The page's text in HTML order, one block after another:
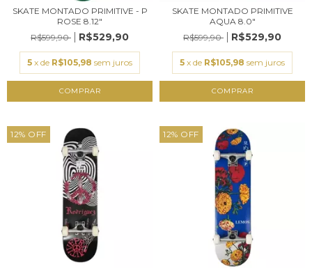
SKATE MONTADO PRIMITIVE - P
ROSE 8.12"
R$599,90
R$529,90
5 x de R$105,98 sem juros
SKATE MONTADO PRIMITIVE
AQUA 8.0"
R$599,90
R$529,90
5 x de R$105,98 sem juros
12% OFF 12% OFF